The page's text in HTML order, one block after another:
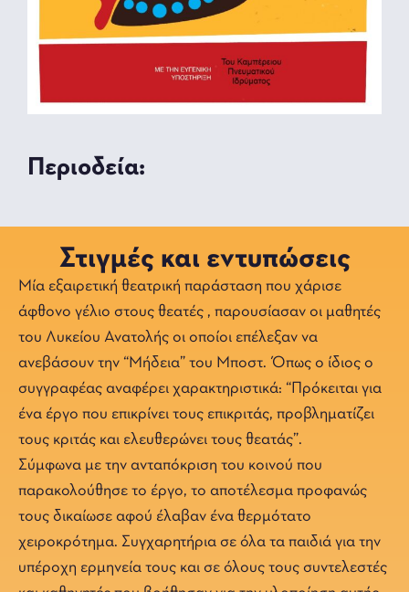
Περιοδεία:
Στιγμές και εντυπώσεις
Μία εξαιρετική θεατρική παράσταση που χάρισε
άφθονο γέλιο στους θεατές , παρουσίασαν οι μαθητές
του Λυκείου Ανατολής οι οποίοι επέλεξαν να
ανεβάσουν την “Μήδεια” του Μποστ. Όπως ο ίδιος ο
συγγραφέας αναφέρει χαρακτηριστικά: “Πρόκειται για
ένα έργο που επικρίνει τους επικριτάς, προβληματίζει
τους κριτάς και ελευθερώνει τους θεατάς”.
Σύμφωνα με την ανταπόκριση του κοινού που
παρακολούθησε το έργο, το αποτέλεσμα προφανώς
τους δικαίωσε αφού έλαβαν ένα θερμότατο
χειροκρότημα. Συγχαρητήρια σε όλα τα παιδιά για την
υπέροχη ερμηνεία τους και σε όλους τους συντελεστές